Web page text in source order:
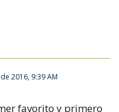
2016, 9:39 AM
favorito y primero